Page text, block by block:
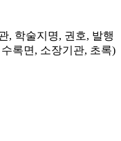
, 학술지명, 권호, 발행
록면, 소장기관, 초록)